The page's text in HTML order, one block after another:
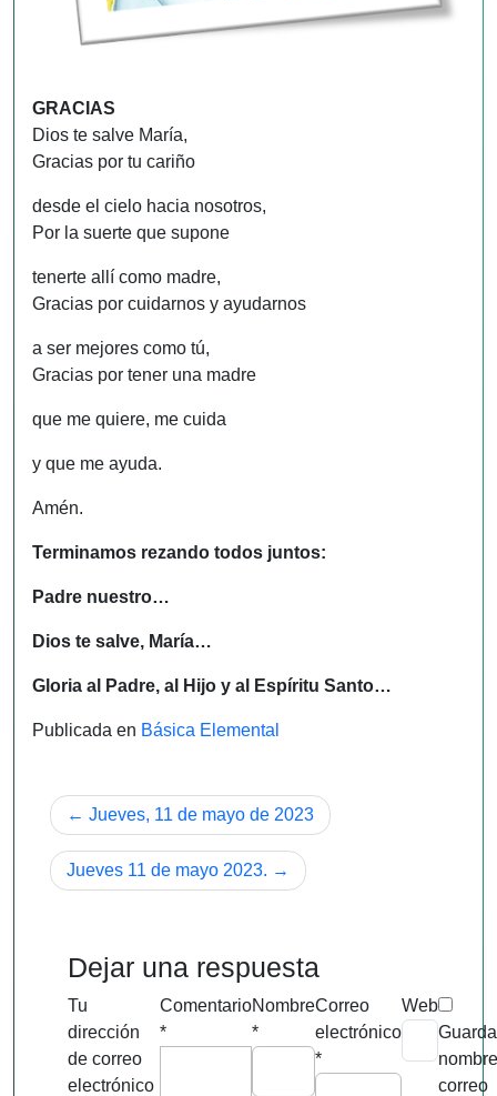
GRACIAS
Dios te salve María,
Gracias por tu cariño
desde el cielo hacia nosotros,
Por la suerte que supone
tenerte allí como madre,
Gracias por cuidarnos y ayudarnos
a ser mejores como tú,
Gracias por tener una madre
que me quiere, me cuida
y que me ayuda.
Amén.
Terminamos rezando todos juntos:
Padre nuestro…
Dios te salve, María…
Gloria al Padre, al Hijo y al Espíritu Santo…
Publicada en Básica Elemental
Navegación
de
entradas
Jueves, 11 de mayo de 2023
Jueves 11 de mayo 2023.
Dejar una respuesta
Tu
dirección
de correo
electrónico
Comentario
*
Nombre
*
Correo
electrónico
*
Web
correo